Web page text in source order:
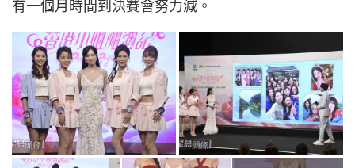
有一個月時間到決賽會努力減。